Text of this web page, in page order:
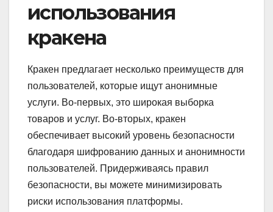
использования
кракена
Кракен предлагает несколько преимуществ для
пользователей, которые ищут анонимные
услуги. Во-первых, это широкая выборка
товаров и услуг. Во-вторых, кракен
обеспечивает высокий уровень безопасности
благодаря шифрованию данных и анонимности
пользователей. Придерживаясь правил
безопасности, вы можете минимизировать
риски использования платформы.